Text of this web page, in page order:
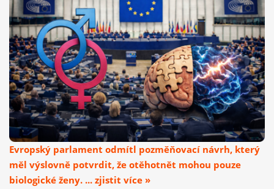
Evropský parlament odmítl pozměňovací návrh, který
měl výslovně potvrdit, že otěhotnět mohou pouze
biologické ženy. ... zjistit více »